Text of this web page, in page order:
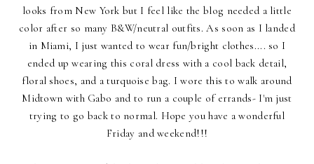
looks from New York but I feel like the blog needed a little
color after so many B&W/neutral outfits. As soon as I landed
in Miami, I just wanted to wear fun/bright clothes.... so I
ended up wearing this coral dress with a cool back detail,
floral shoes, and a turquoise bag. I wore this to walk around
Midtown with Gabo and to run a couple of errands- I'm just
trying to go back to normal. Hope you have a wonderful
Friday and weekend!!!